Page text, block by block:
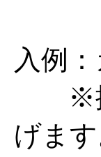
口
入例
※振
げます